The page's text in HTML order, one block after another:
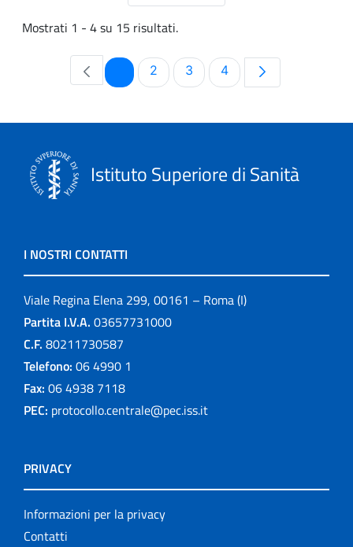
Mostrati 1 - 4 su 15 risultati.
PaginaPagina
2 Pagina
3 Pagina
4
Istituto Superiore di Sanità
I NOSTRI CONTATTI
Viale Regina Elena 299, 00161 – Roma (I)
Partita I.V.A. 03657731000
C.F. 80211730587
Telefono: 06 4990 1
Fax: 06 4938 7118
PEC: protocollo.centrale@pec.iss.it
PRIVACY
Informazioni per la privacy
Contatti